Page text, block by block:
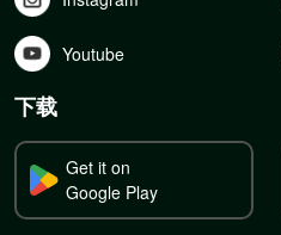
Youtube
下载
Get it on
Google Play